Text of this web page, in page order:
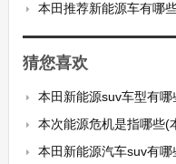
本田推荐新能源车有哪
猜您喜欢
本田新能源suv车型有
本次能源危机是指哪些(
本田新能源汽车suv有